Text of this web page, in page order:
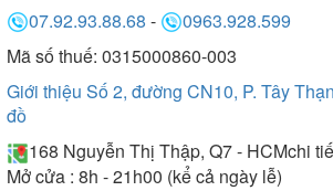
07.92.93.88.68 -
0963.928.599
Mã số thuế: 0315000860-003
Giới thiệu Số 2, đường CN10, P. Tây
đồ
168 Nguyễn Thị Thập, Q7 - HCMchi
Mở cửa : 8h - 21h00 (kể cả ngày lễ)